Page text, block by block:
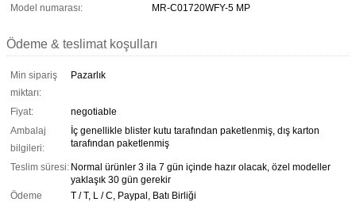
Model numarası:
MR-C01720WFY-5 MP
Ödeme & teslimat koşulları
Min sipariş
miktarı:
Pazarlık
Fiyat:
negotiable
Ambalaj
bilgileri:
İç genellikle blister kutu tarafından paketlenmiş, dış karton
tarafından paketlenmiş
Teslim süresi: Normal ürünler 3 ila 7 gün içinde hazır olacak, özel modeller
yaklaşık 30 gün gerekir
Ödeme
T / T, L / C, Paypal, Batı Birliği